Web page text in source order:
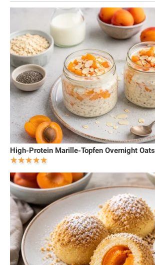
High-Protein Marille-Topfen Overnight Oats